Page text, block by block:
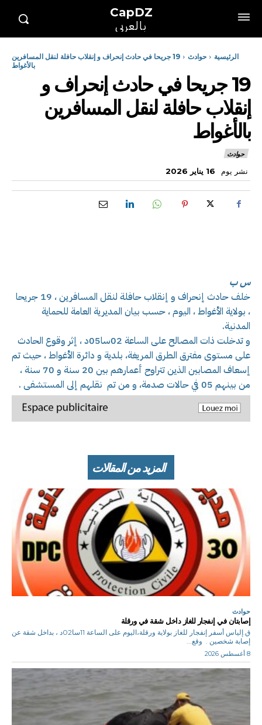
CapDZ
بالعربي
الرئيسية حوادث
19 جريحا في حادث إنحراف و إنقلاب حافلة لنقل المسافرين
بالأغواط
19 جريحا في حادث إنحراف و
إنقلاب حافلة لنقل المسافرين
بالأغواط
حوادث
نشر يوم 16 يناير 2026
س ب
خلف حادث إنحراف و إنقلاب حافلة لنقل المسافرين ، 19 جريحا
، بولاية الأغواط ، اليوم ، حسب بيان المديرية العامة للحماية
المدنية.
و تدخلت ذات المصالح على الساعة 02سا05د ، إثر وقوع الحادث
على مستوى مفترق الطرق المريغة، بلدية و دائرة الأغواط ، حيث تم
إسعاف المصابين الذين تتراوح أعمارهم بين 20 سنة و 70 سنة ،
من بينهم 05 في حالات صدمة، و من تم نقلهم إلى المستشفى .
المزيد من المقالات
حوادث
إصابتان في إنفجار للغاز داخل شقة في ورقلة
ق.إلياس أسفر إنفجار للغاز بولاية ورقلة،اليوم على الساعة 11سا02د ، بداخل شقة عن
إصابة شخصين . وقع...
8 أغسطس 2026